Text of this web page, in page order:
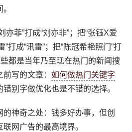
亦菲”打成“刘亦非”；把“张钰X爱
”打成“讯雷”；把“陈冠希艳照门”打
都是当年乃至现在热门的新闻搜
前写的文章：如何做热门关键字
别字做优化也是不错的选择。
神奇之处：钱多好办事，但创
网广告的最高境界。